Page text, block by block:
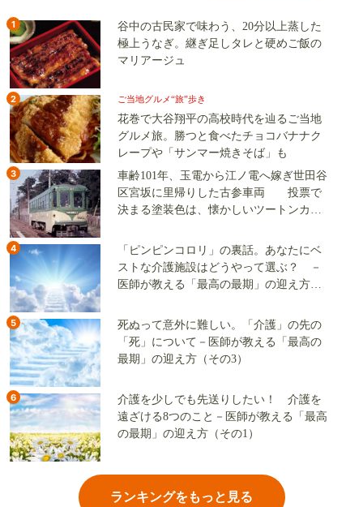
1
谷中の古民家で味わう、20分以上蒸した
極上うなぎ。継ぎ足しタレと硬めご飯の
マリアージュ
2 ご当地グルメ“旅”歩き
花巻で大谷翔平の高校時代を辿るご当地
グルメ旅。勝つと食べたチョコバナナク
レープや「サンマー焼きそば」も
3
車齢101年、玉電から江ノ電へ嫁ぎ世田谷
区宮坂に里帰りした古参車両 投票で
決まる塗装色は、懐かしいツートンカラ
4
「ピンピンコロリ」の裏話。あなたにベ
ストな介護施設はどうやって選ぶ？ －
医師が教える「最高の最期」の迎え方
5
死ぬって意外に難しい。「介護」の先の
「死」について－医師が教える「最高の
最期」の迎え方（その3）
6
介護を少しでも先送りしたい！ 介護を
遠ざける8つのこと－医師が教える「最高
の最期」の迎え方（その1）
ランキングをもっと見る